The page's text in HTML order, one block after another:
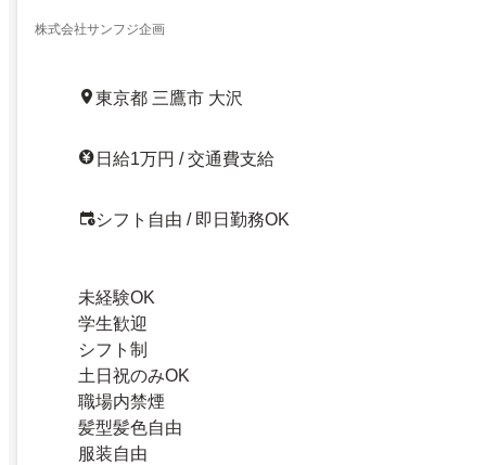
株式会社サンフジ企画
東京都 三鷹市 大沢
日給1万円 / 交通費支給
シフト自由 / 即日勤務OK
未経験OK
学生歓迎
シフト制
土日祝のみOK
職場内禁煙
髪型髪色自由
服装自由